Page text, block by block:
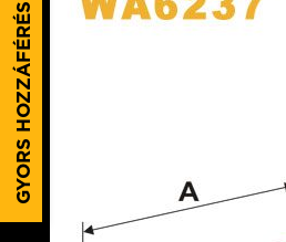
GYORS HOZZÁFÉRÉS